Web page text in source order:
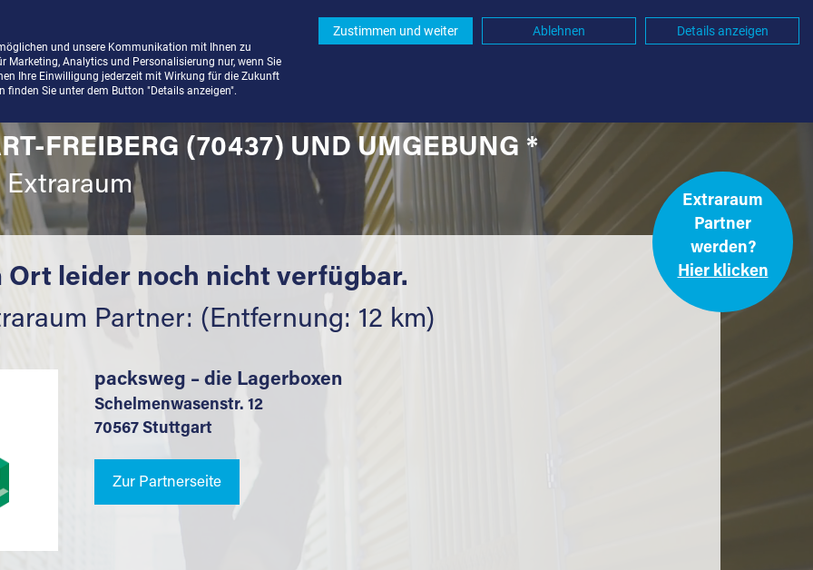
FREIBERG (70437) UND UMGEBUNG *
Extraraum
Partner
werden?
Hier klicken
Ort leider noch nicht verfügbar.
Partner: (Entfernung: 12 km)
packsweg – die Lagerboxen
Schelmenwasenstr. 12
70567 Stuttgart
Zur Partnerseite
und unsere Kommunikation mit Ihnen zu
Marketing, Analytics und Personalisierung nur, wenn Sie
Ihre Einwilligung jederzeit mit Wirkung für die Zukunft
Sie unter dem Button "Details anzeigen".
Zustimmen und weiter Ablehnen Details anzeigen